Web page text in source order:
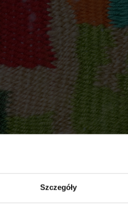
Szczegóły